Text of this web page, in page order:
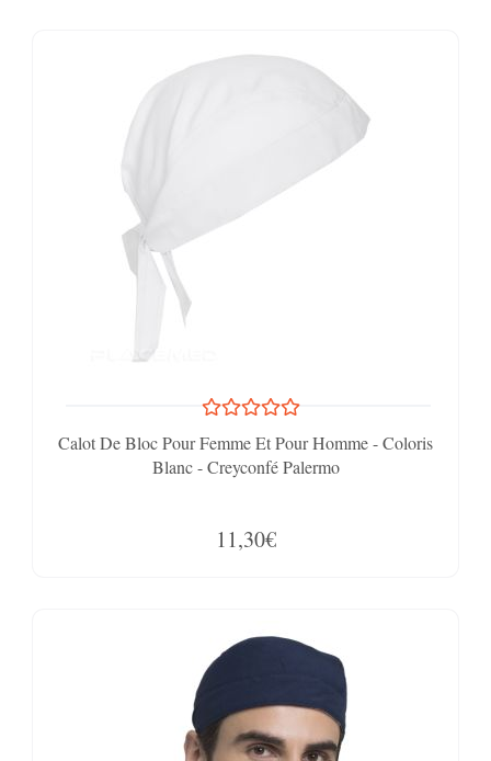
Calot De Bloc Pour Femme Et Pour Homme - Coloris
Blanc - Creyconfé Palermo
11,30€